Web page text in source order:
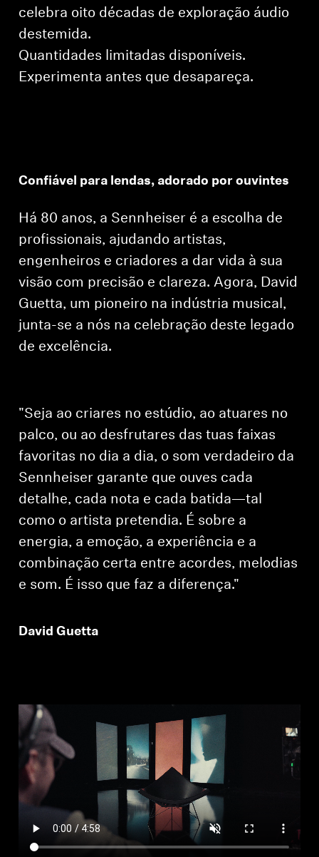
celebra oito décadas de exploração áudio
destemida.
Quantidades limitadas disponíveis.
⁠Experimenta antes que desapareça.
Confiável para lendas, adorado por ouvintes
Há 80 anos, a Sennheiser é a escolha de
profissionais, ajudando artistas,
engenheiros e criadores a dar vida à sua
visão com precisão e clareza. Agora, David
Guetta, um pioneiro na indústria musical,
junta-se a nós na celebração deste legado
de excelência.
"Seja ao criares no estúdio, ao atuares no
palco, ou ao desfrutares das tuas faixas
favoritas no dia a dia, o som verdadeiro da
Sennheiser garante que ouves cada
detalhe, cada nota e cada batida—tal
como o artista pretendia. É sobre a
energia, a emoção, a experiência e a
combinação certa entre acordes, melodias
e som. É isso que faz a diferença."
David Guetta